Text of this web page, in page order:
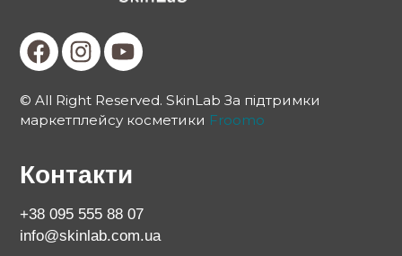
© All Right Reserved. SkinLab За підтримки
маркетплейсу косметики Froomo
Контакти
+38 095 555 88 07
info@skinlab.com.ua